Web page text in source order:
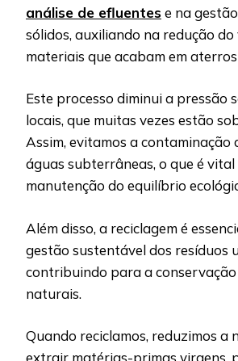
análise de efluentese na
sólidos, auxiliando na redução do
materiais que acabam em
Este processo diminui a pressão
locais, que muitas vezes estão
Assim, evitamos a contaminação
águas subterrâneas, o que é
manutenção do equilíbrio
Além disso, a reciclagem é
gestão sustentável dos resíduos
contribuindo para a conservação
naturais.
Quando reciclamos, reduzimos a
extrair matérias-primas virgens,